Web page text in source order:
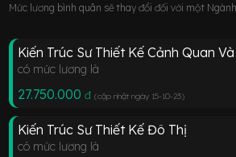
Mức lương bình quân sẽ thay đổi đối với một
Kiến Trúc Sư Thiết Kế Cảnh Quan
có mức lương là
27.750.000 đ (cập nhật ngày 15-10-23)
Kiến Trúc Sư Thiết Kế Đô Thị
có mức lương là